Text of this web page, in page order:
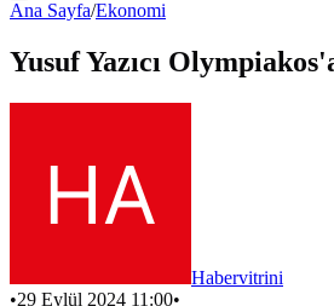
Ana Sayfa/Ekonomi
Yusuf Yazıcı
Habervitrini
•29 Eylül 2024 11:00•